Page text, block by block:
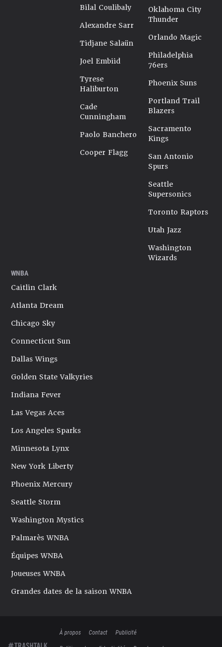
Bilal Coulibaly
Alexandre Sarr
Tidjane Salaün
Joel Embiid
Tyrese
Haliburton
Cade
Cunningham
Paolo Banchero
Cooper Flagg
Oklahoma City
Thunder
Orlando Magic
Philadelphia
76ers
Phoenix Suns
Portland Trail
Blazers
Sacramento
Kings
San Antonio
Spurs
Seattle
Supersonics
Toronto Raptors
Utah Jazz
Washington
Wizards
WNBA
Caitlin Clark
Atlanta Dream
Chicago Sky
Connecticut Sun
Dallas Wings
Golden State Valkyries
Indiana Fever
Las Vegas Aces
Los Angeles Sparks
Minnesota Lynx
New York Liberty
Phoenix Mercury
Seattle Storm
Washington Mystics
Palmarès WNBA
Équipes WNBA
Joueuses WNBA
Grandes dates de la saison WNBA
À propos Contact
Publicité